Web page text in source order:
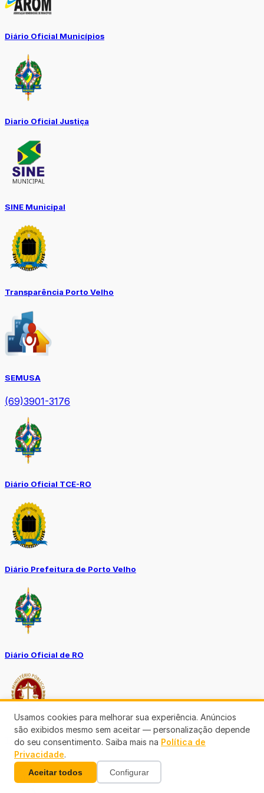
Diário Oficial Municípios
Diario Oficial Justiça
SINE Municipal
Transparência Porto Velho
SEMUSA
(69)3901-3176
Diário Oficial TCE-RO
Diário Prefeitura de Porto Velho
Diário Oficial de RO
Transparência RO
Usamos cookies para melhorar sua experiência. Anúncios
são exibidos mesmo sem aceitar — personalização depende
do seu consentimento. Saiba mais na Política de
Privacidade.
Aceitar todos Configurar